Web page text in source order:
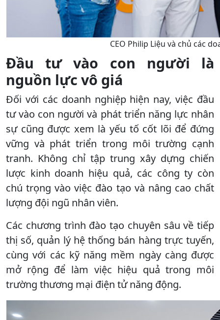
CEO Philip Liệu và chủ các
Đầu tư vào con người là
nguồn lực vô giá
Đối với các doanh nghiệp hiện nay, việc đầu
tư vào con người và phát triển năng lực nhân
sự cũng được xem là yếu tố cốt lõi để đứng
vững và phát triển trong môi trường cạnh
tranh. Không chỉ tập trung xây dựng chiến
lược kinh doanh hiệu quả, các công ty còn
chú trọng vào việc đào tạo và nâng cao chất
lượng đội ngũ nhân viên.
Các chương trình đào tạo chuyên sâu về tiếp
thị số, quản lý hệ thống bán hàng trực tuyến,
cùng với các kỹ năng mềm ngày càng được
mở rộng để làm việc hiệu quả trong môi
trường thương mại điện tử năng động.